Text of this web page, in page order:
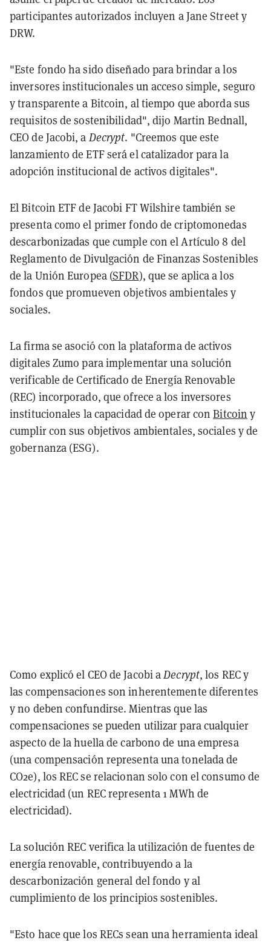
participantes autorizados incluyen a Jane Street y
DRW.
"Este fondo ha sido diseñado para brindar a los
inversores institucionales un acceso simple, seguro
y transparente a Bitcoin, al tiempo que aborda sus
requisitos de sostenibilidad", dijo Martin Bednall,
CEO de Jacobi, a Decrypt. "Creemos que este
lanzamiento de ETF será el catalizador para la
adopción institucional de activos digitales".
El Bitcoin ETF de Jacobi FT Wilshire también se
presenta como el primer fondo de criptomonedas
descarbonizadas que cumple con el Artículo 8 del
Reglamento de Divulgación de Finanzas Sostenibles
de la Unión Europea (SFDR), que se aplica a los
fondos que promueven objetivos ambientales y
sociales.
La firma se asoció con la plataforma de activos
digitales Zumo para implementar una solución
verificable de Certificado de Energía Renovable
(REC) incorporado, que ofrece a los inversores
institucionales la capacidad de operar conBitcoin y
cumplir con sus objetivos ambientales, sociales y de
gobernanza (ESG).
Como explicó el CEO de Jacobi aDecrypt, los REC y
las compensaciones son inherentemente diferentes
y no deben confundirse. Mientras que las
compensaciones se pueden utilizar para cualquier
aspecto de la huella de carbono de una empresa
(una compensación representa una tonelada de
CO2e), los REC se relacionan solo con el consumo de
electricidad (un REC representa 1 MWh de
electricidad).
La solución REC verifica la utilización de fuentes de
energía renovable, contribuyendo a la
descarbonización general del fondo y al
cumplimiento de los principios sostenibles.
"Esto hace que los RECs sean una herramienta ideal